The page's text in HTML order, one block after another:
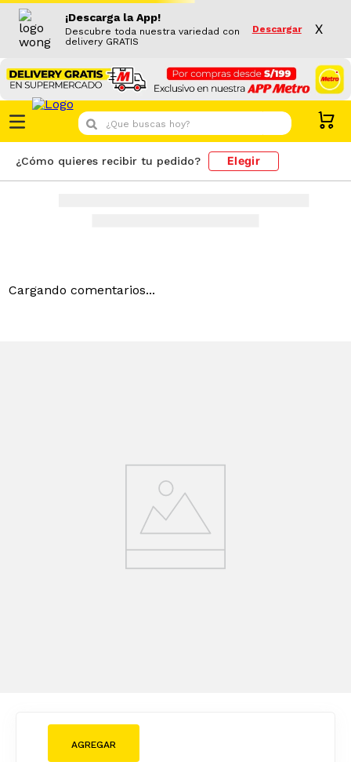
¡Descarga la App!
Descubre toda nuestra variedad con
delivery GRATIS
Descargar X
¿Que buscas hoy?
¿Cómo quieres recibir tu pedido? Elegir
Cargando comentarios...